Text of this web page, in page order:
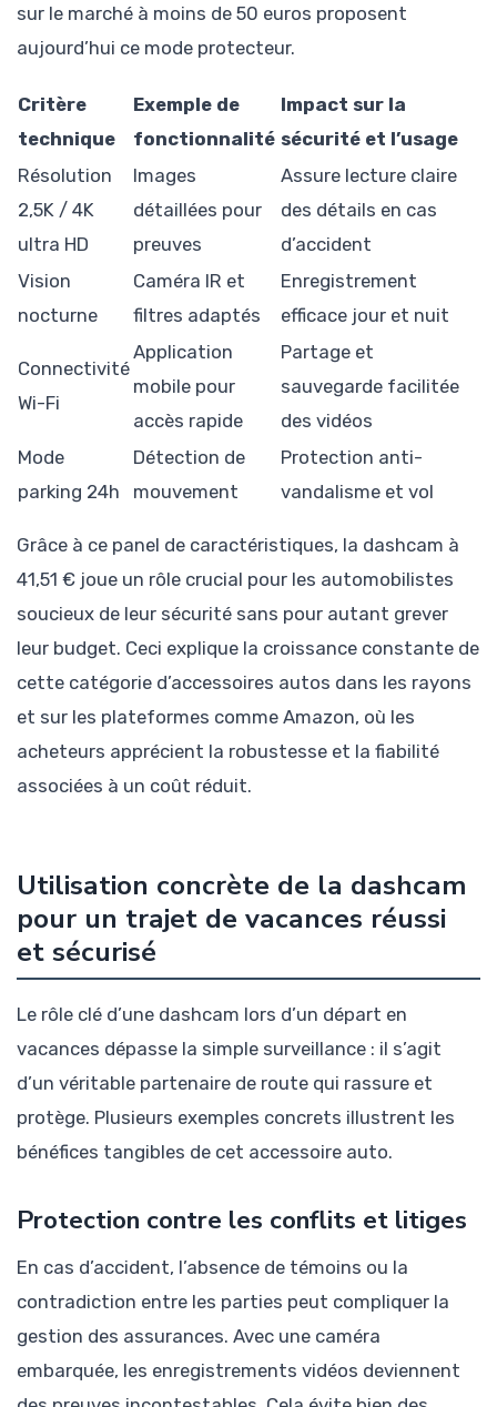
sur le marché à moins de 50 euros proposent
aujourd’hui ce mode protecteur.
Critère
technique
Exemple de
fonctionnalité
Impact sur la
sécurité et l’usage
Résolution
2,5K / 4K
ultra HD
Images
détaillées pour
preuves
Assure lecture claire
des détails en cas
d’accident
Vision
nocturne
Caméra IR et
filtres adaptés
Enregistrement
efficace jour et nuit
Connectivité
Wi-Fi
Application
mobile pour
accès rapide
Partage et
sauvegarde facilitée
des vidéos
Mode
parking 24h
Détection de
mouvement
Protection anti-
vandalisme et vol
Grâce à ce panel de caractéristiques, la dashcam à
41,51 € joue un rôle crucial pour les automobilistes
soucieux de leur sécurité sans pour autant grever
leur budget. Ceci explique la croissance constante de
cette catégorie d’accessoires autos dans les rayons
et sur les plateformes comme Amazon, où les
acheteurs apprécient la robustesse et la fiabilité
associées à un coût réduit.
Utilisation concrète de la dashcam
pour un trajet de vacances réussi
et sécurisé
Le rôle clé d’une dashcam lors d’un départ en
vacances dépasse la simple surveillance : il s’agit
d’un véritable partenaire de route qui rassure et
protège. Plusieurs exemples concrets illustrent les
bénéfices tangibles de cet accessoire auto.
Protection contre les conflits et litiges
En cas d’accident, l’absence de témoins ou la
contradiction entre les parties peut compliquer la
gestion des assurances. Avec une caméra
embarquée, les enregistrements vidéos deviennent